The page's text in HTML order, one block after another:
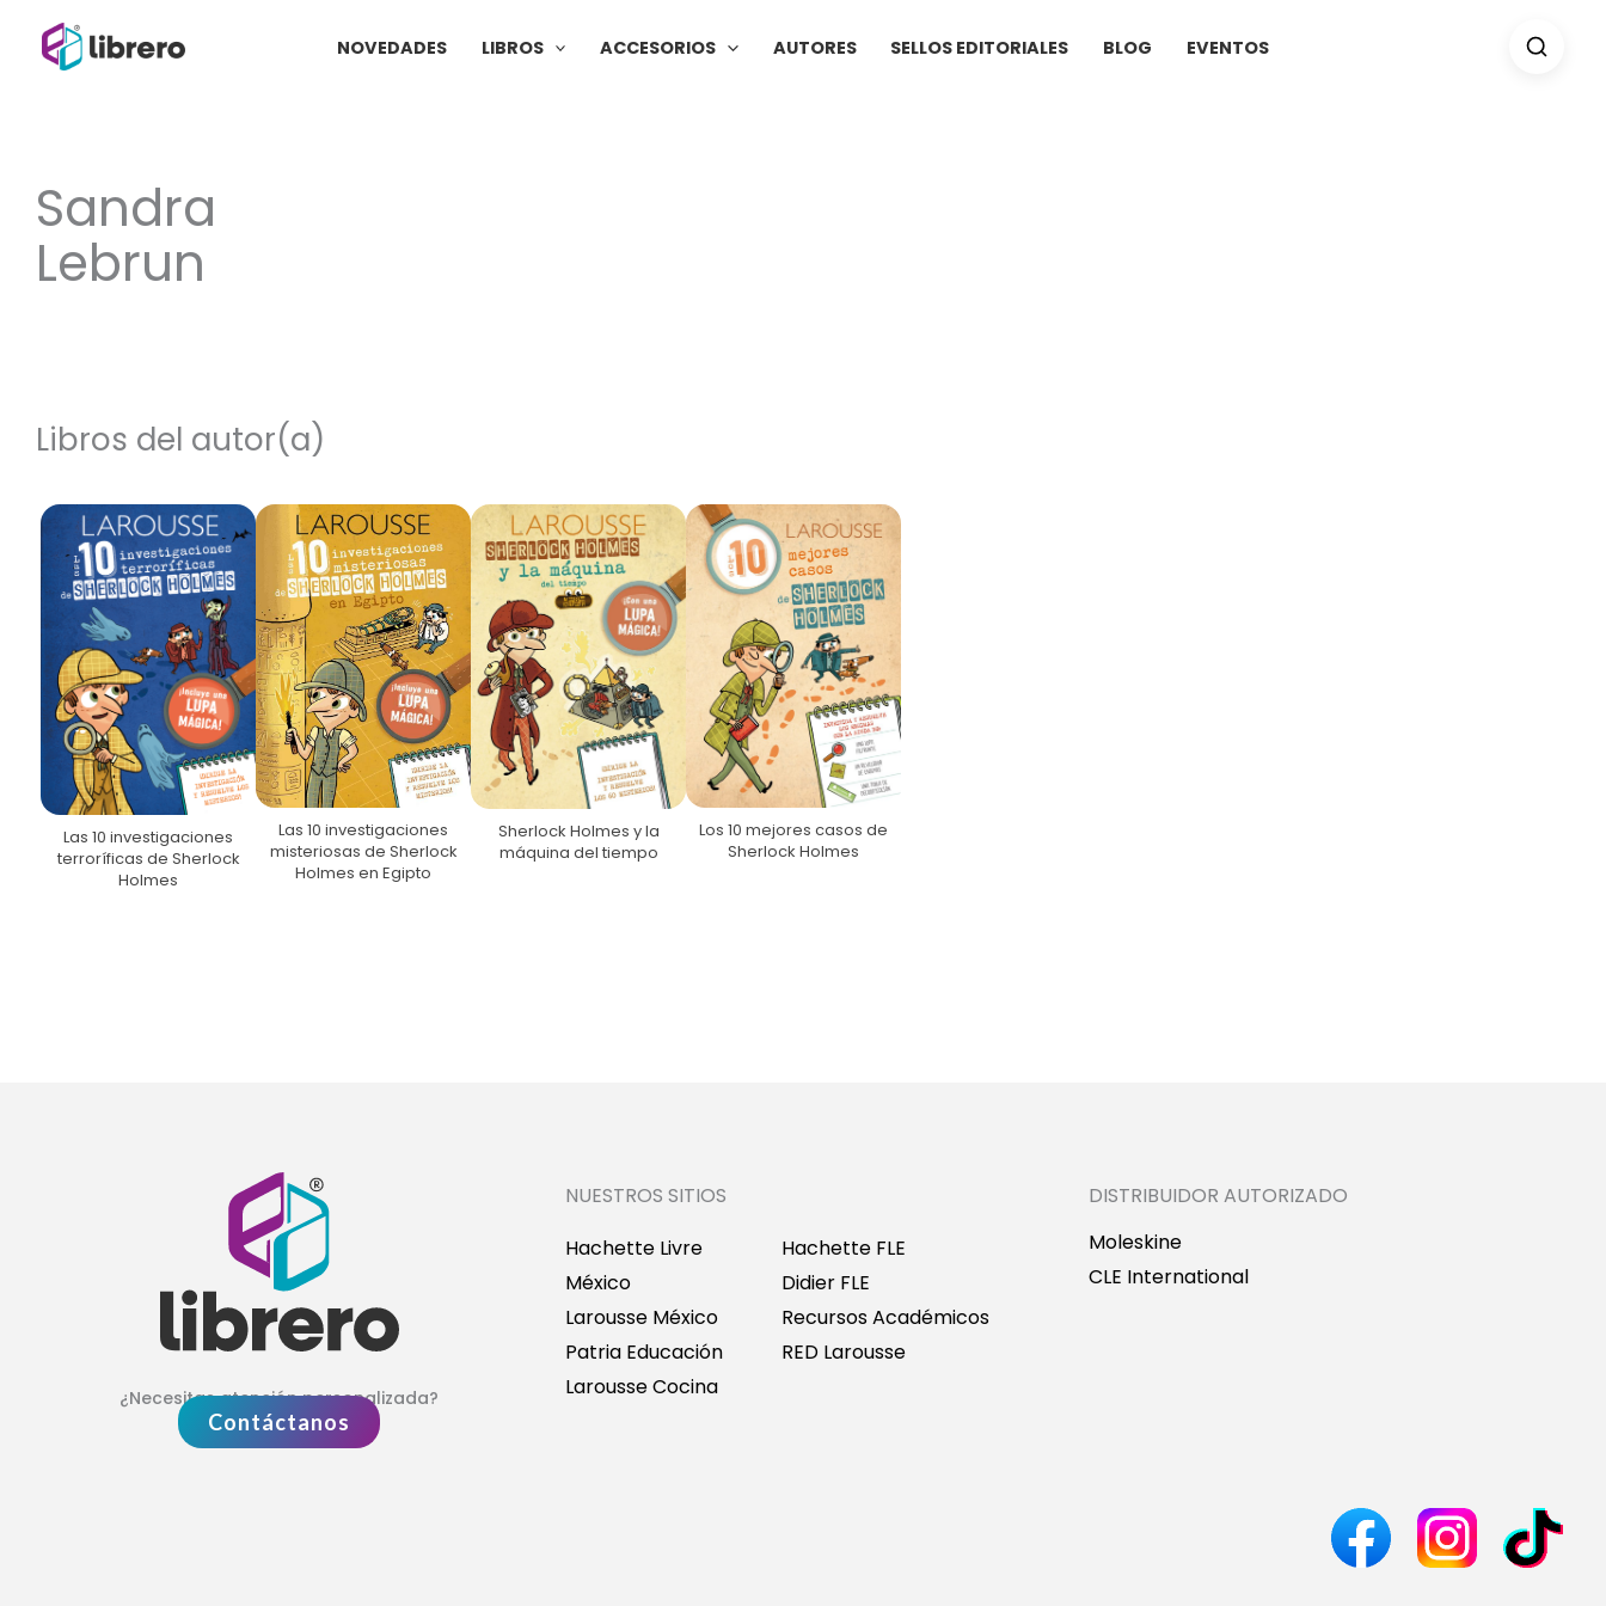
NOVEDADES LIBROS ACCESORIOS AUTORES SELLOS EDITORIALES BLOG EVENTOS
Sandra
Lebrun
Libros del autor(a)
Las 10 investigaciones
terroríficas de Sherlock
Holmes
Las 10 investigaciones
misteriosas de Sherlock
Holmes en Egipto
Sherlock Holmes y la
máquina del tiempo
Los 10 mejores casos de
Sherlock Holmes
¿Necesitas atención personalizada?
Contáctanos
NUESTROS SITIOS
Hachette Livre
México
Larousse México
Patria Educación
Larousse Cocina
Hachette FLE
Didier FLE
Recursos Académicos
RED Larousse
DISTRIBUIDOR AUTORIZADO
Moleskine
CLE International